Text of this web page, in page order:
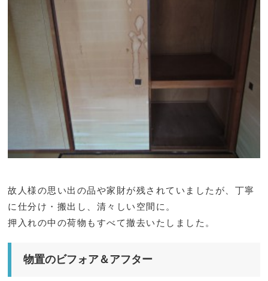
故人様の思い出の品や家財が残されていましたが、丁寧
に仕分け・搬出し、清々しい空間に。
押入れの中の荷物もすべて撤去いたしました。
物置のビフォア＆アフター